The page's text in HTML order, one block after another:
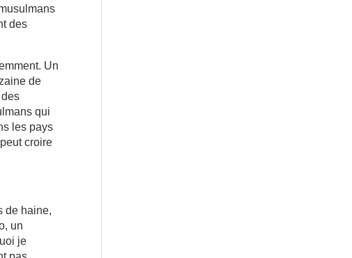
des
Un
de
qui
les pays
croire
de haine,
un
je